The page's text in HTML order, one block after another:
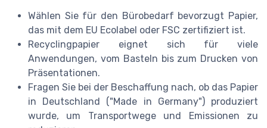
Wählen Sie für den Bürobedarf bevorzugt Papier,
das mit dem EU Ecolabel oder FSC zertifiziert ist.
Recyclingpapier eignet sich für viele
Anwendungen, vom Basteln bis zum Drucken von
Präsentationen.
Fragen Sie bei der Beschaffung nach, ob das Papier
in Deutschland ("Made in Germany") produziert
wurde, um Transportwege und Emissionen zu